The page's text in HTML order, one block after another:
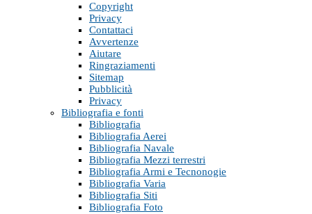
Copyright
Privacy
Contattaci
Avvertenze
Aiutare
Ringraziamenti
Sitemap
Pubblicità
Privacy
Bibliografia e fonti
Bibliografia
Bibliografia Aerei
Bibliografia Navale
Bibliografia Mezzi terrestri
Bibliografia Armi e Tecnonogie
Bibliografia Varia
Bibliografia Siti
Bibliografia Foto